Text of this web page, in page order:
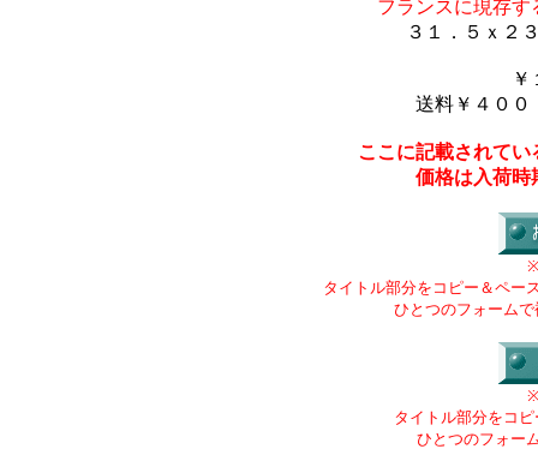
フランスに現存
３１．５ｘ２
送料￥４００
ここに記載されて
価格は入荷時
タイトル部分をコピー＆ペー
ひとつのフォーム
タイトル部分をコ
ひとつのフォー